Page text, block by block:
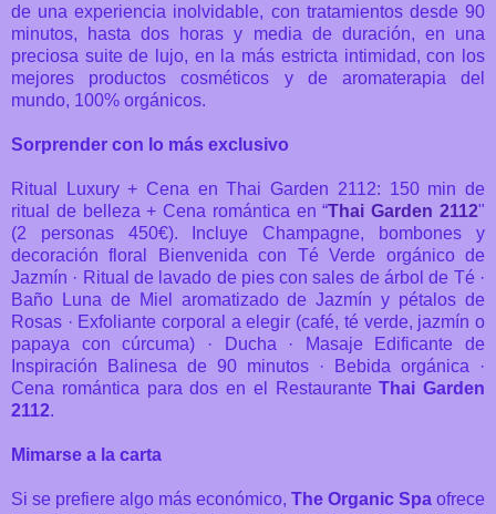
de una experiencia inolvidable, con tratamientos desde 90
minutos, hasta dos horas y media de duración, en una
preciosa suite de lujo, en la más estricta intimidad, con los
mejores productos cosméticos y de aromaterapia del
mundo, 100% orgánicos.
Sorprender con lo más exclusivo
Ritual Luxury + Cena en Thai Garden 2112: 150 min de
ritual de belleza + Cena romántica en “Thai Garden 2112"
(2 personas 450€). Incluye Champagne, bombones y
decoración floral Bienvenida con Té Verde orgánico de
Jazmín · Ritual de lavado de pies con sales de árbol de Té ·
Baño Luna de Miel aromatizado de Jazmín y pétalos de
Rosas · Exfoliante corporal a elegir (café, té verde, jazmín o
papaya con cúrcuma) · Ducha · Masaje Edificante de
Inspiración Balinesa de 90 minutos · Bebida orgánica ·
Cena romántica para dos en el RestauranteThai Garden
2112.
Mimarse a la carta
Si se prefiere algo más económico, The Organic Spa ofrece